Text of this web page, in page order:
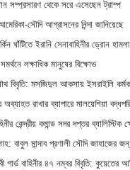
সম্প্রসারণ থেকে সরে এসেছেন ট্রাম্প
সৌদি আগ্রাসনের নিন্দা জানিয়েছে
ঘাঁটিতে ইরানি সেনাবাহিনীর ড্রোন হামলা
লক্ষাধিক মানুষের বিক্ষোভ
বিবৃতি: মসজিদুল আকসায় ইসরাইলি
অব্যাহত রাখার ব্যাপারে মালয়েশিয়া
কেন্দ্রীয় কমান্ড সদর দপ্তর ব্যালিস্টিক
বাবুল মান্দাব প্রণালী সৌদি জাহাজের
গার্ড বাহিনীর ৪৭ নম্বর বিবৃতি: